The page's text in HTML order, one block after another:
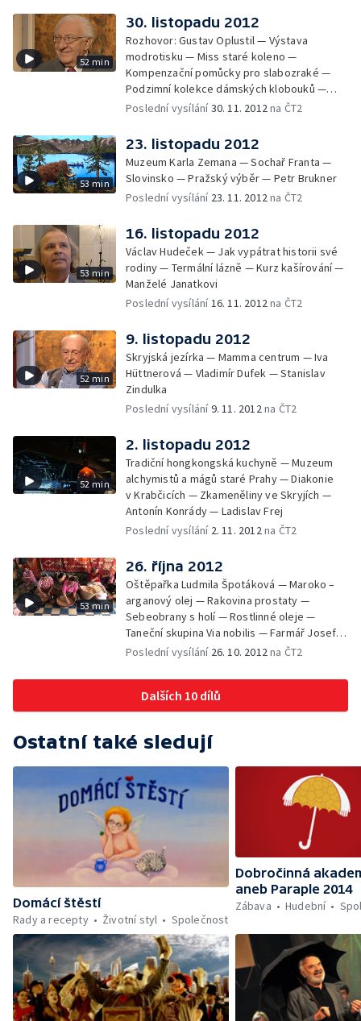
52 min
30. listopadu 2012
Rozhovor: Gustav Oplustil — Výstava
modrotisku — Miss staré koleno —
Kompenzační pomůcky pro slabozraké —
Podzimní kolekce dámských klobouků —
Výstava o historii Vinohrad a Žižkova —
Poslední vysílání30. 11. 2012 na ČT2
53 min
23. listopadu 2012
Muzeum Karla Zemana — Sochař Franta —
Slovinsko — Pražský výběr — Petr Brukner
Poslední vysílání 23. 11. 2012 na ČT2
53 min
16. listopadu 2012
Václav Hudeček — Jak vypátrat historii své
rodiny — Termální lázně — Kurz kašírování —
Manželé Janatkovi
Poslední vysílání 16. 11. 2012 na ČT2
52 min
9. listopadu 2012
Skryjská jezírka — Mamma centrum — Iva
Hüttnerová — Vladimír Dufek — Stanislav
Zindulka
Poslední vysílání9. 11. 2012 na ČT2
52 min
2. listopadu 2012
Tradiční hongkongská kuchyně — Muzeum
alchymistů a mágů staré Prahy — Diakonie
v Krabčicích — Zkameněliny ve Skryjích —
Antonín Konrády — Ladislav Frej
Poslední vysílání 2. 11. 2012 na ČT2
53 min
26. října 2012
Oštěpařka Ludmila Špotáková — Maroko –
arganový olej — Rakovina prostaty —
Sebeobrany s holí — Rostlinné oleje —
Taneční skupina Via nobilis — Farmář Josef
Brotánek
Poslední vysílání 26. 10. 2012 na ČT2
Dalších 10 dílů
Ostatní také sledují
Domácí štěstí
Rady a recepty
Životní styl Společnost
Dobročinná
aneb Paraple 2014
Zábava
Hudební